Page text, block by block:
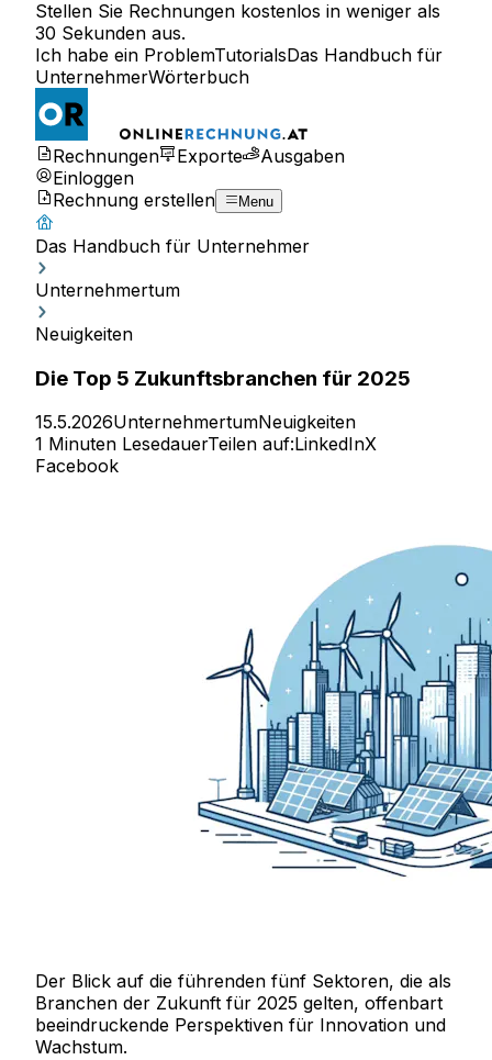
Stellen Sie Rechnungen kostenlos in weniger als
30 Sekunden aus.
Ich habe ein ProblemTutorialsDas Handbuch für
UnternehmerWörterbuch
Rechnungen Exporte
Ausgaben
Einloggen
Rechnung erstellen
Menu
Das Handbuch für Unternehmer
Unternehmertum
Neuigkeiten
Die Top 5 Zukunftsbranchen für 2025
15.5.2026UnternehmertumNeuigkeiten
1 Minuten LesedauerTeilen auf:LinkedInX
Facebook
Der Blick auf die führenden fünf Sektoren, die als
Branchen der Zukunft für 2025 gelten, offenbart
beeindruckende Perspektiven für Innovation und
Wachstum.